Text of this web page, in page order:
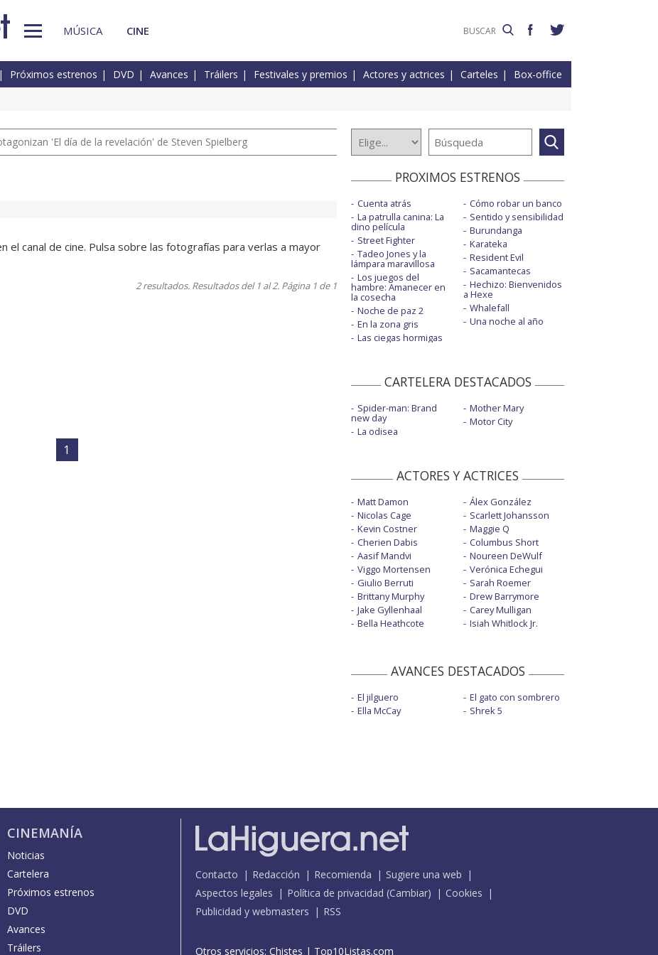
MÚSICA CINE
Próximos estrenos DVD Avances Tráilers Festivales y premios Actores y actrices Carteles Box-office
'El día de la revelación' de Steven Spielberg
el canal de cine. Pulsa sobre las fotografías para verlas a mayor
2 resultados. Resultados del 1 al 2. Página 1 de 1
1
PROXIMOS ESTRENOS
Cuenta atrás
La patrulla canina: La
dino película
Street Fighter
Tadeo Jones y la
lámpara maravillosa
Los juegos del
hambre: Amanecer en
la cosecha
Noche de paz 2
En la zona gris
Las ciegas hormigas
Cómo robar un banco
Sentido y sensibilidad
Burundanga
Karateka
Resident Evil
Sacamantecas
Hechizo: Bienvenidos
a Hexe
Whalefall
Una noche al año
CARTELERA DESTACADOS
Spider-man: Brand
new day
La odisea
Mother Mary
Motor City
ACTORES Y ACTRICES
Matt Damon
Nicolas Cage
Kevin Costner
Cherien Dabis
Aasif Mandvi
Viggo Mortensen
Giulio Berruti
Brittany Murphy
Jake Gyllenhaal
Bella Heathcote
Álex González
Scarlett Johansson
Maggie Q
Columbus Short
Noureen DeWulf
Verónica Echegui
Sarah Roemer
Drew Barrymore
Carey Mulligan
Isiah Whitlock Jr.
AVANCES DESTACADOS
El jilguero
Ella McCay
El gato con sombrero
Shrek 5
CINEMANÍA
Noticias
Cartelera
Próximos estrenos
DVD
Avances
Tráilers
Contacto Redacción Recomienda
Sugiere una web
Aspectos legales
Política de privacidad (Cambiar)
Cookies
Publicidad y webmasters
RSS
Otros servicios: Chistes | Top10Listas.com